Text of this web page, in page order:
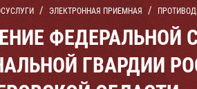
ЭЛЕКТРОННАЯ ПРИЕМНАЯ
ФЕДЕРАЛЬНОЙ
ГВАРДИИ